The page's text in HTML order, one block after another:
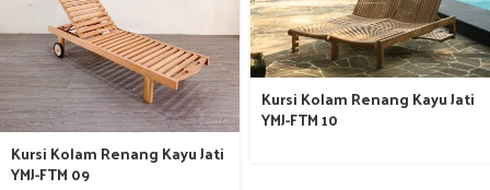
Kursi Kolam Renang Kayu Jati
YMJ-FTM 09
Kursi Kolam Renang Kayu Jati
YMJ-FTM 10